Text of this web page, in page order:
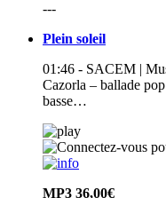
---
Plein soleil
01:46 - SACEM |
Cazorla – ballade
basse…
MP3 36,00€